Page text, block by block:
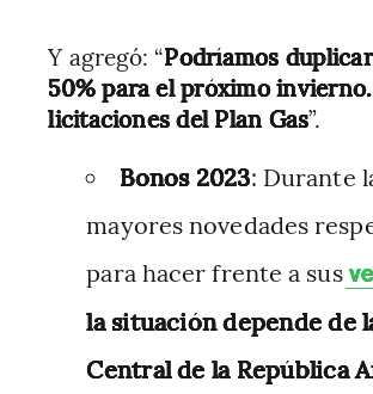
Y agregó: “Podríamos
50% para el próximo
licitaciones del Plan Gas”.
Bonos 2023: Durante
mayores novedades
para hacer frente a sus
la situación depende de
Central de la República